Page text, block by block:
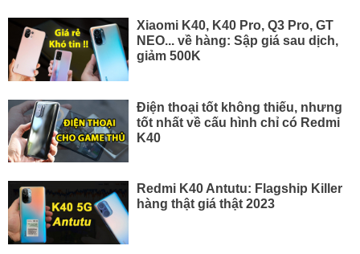
Xiaomi K40, K40 Pro, Q3 Pro, GT
NEO... về hàng: Sập giá sau dịch,
giảm 500K
Điện thoại tốt không thiếu, nhưng
tốt nhất về cấu hình chỉ có Redmi
K40
Redmi K40 Antutu: Flagship Killer
hàng thật giá thật 2023